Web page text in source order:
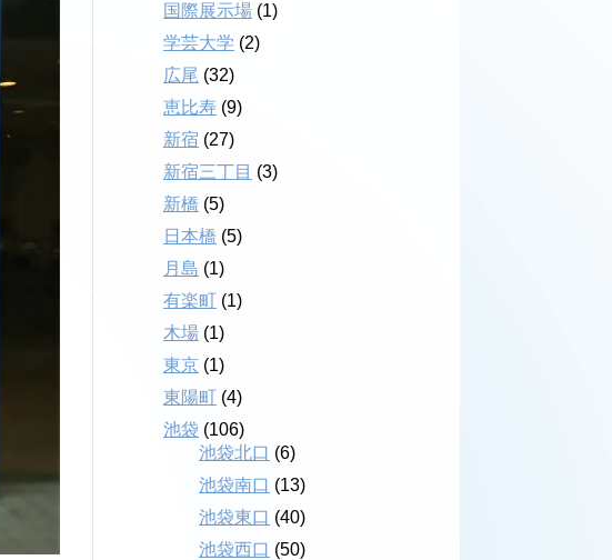
国際展示場 (1)
学芸大学 (2)
広尾 (32)
恵比寿 (9)
新宿 (27)
新宿三丁目 (3)
新橋 (5)
日本橋 (5)
月島 (1)
有楽町 (1)
木場 (1)
東京 (1)
東陽町 (4)
池袋 (106)
池袋北口 (6)
池袋南口 (13)
池袋東口 (40)
池袋西口 (50)